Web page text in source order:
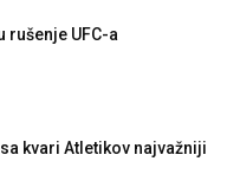
rušenje UFC-a
kvari Atletikov najvažniji